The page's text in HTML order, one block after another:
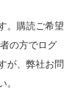
。購読ご希望
の方でログ
が、弊社お問
。